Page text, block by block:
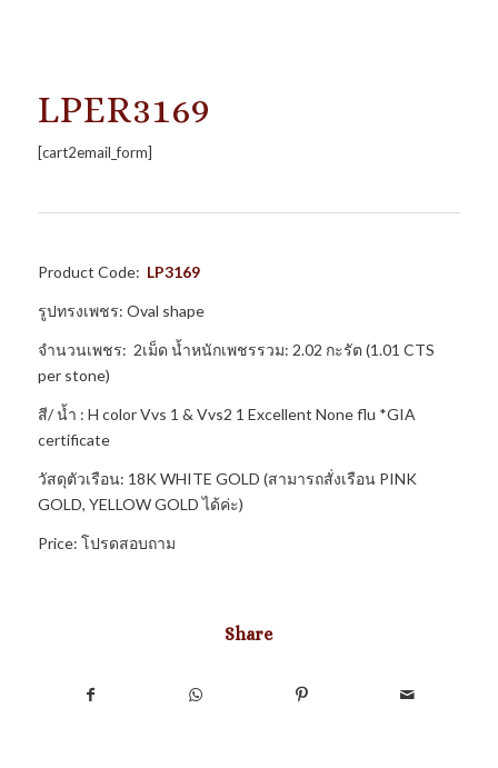
LPER3169
[cart2email_form]
Product Code: LP3169
รูปทรงเพชร: Oval shape
จำนวนเพชร: 2เม็ด น้ำหนักเพชรรวม: 2.02 กะรัต (1.01 CTS
per stone)
สี/ น้ำ : H color Vvs 1 & Vvs2 1 Excellent None flu *GIA
certificate
วัสดุตัวเรือน: 18K WHITE GOLD (สามารถสั่งเรือน PINK
GOLD, YELLOW GOLD ได้ค่ะ)
Price: โปรดสอบถาม
Share